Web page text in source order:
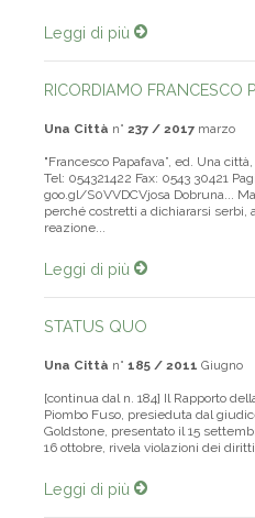
Leggi di più
RICORDIAMO FRANCESCO
Una Città n° 237 / 2017 marzo
"Francesco Papafava”, ed. Una
Tel: 054321422 Fax: 0543 30421
goo.gl/S0VVDCVjosa Dobruna...
perché costretti a dichiararsi serbi,
reazione...
Leggi di più
STATUS QUO
Una Città n° 185 / 2011 Giugno
[continua dal n. 184] Il Rapporto
Piombo Fuso, presieduta dal
Goldstone, presentato il 15
16 ottobre, rivela violazioni dei
Leggi di più